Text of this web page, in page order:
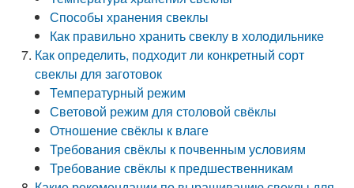
Способы хранения свеклы
Как правильно хранить свеклу в холодильнике
Как определить, подходит ли конкретный сорт
свеклы для заготовок
Температурный режим
Световой режим для столовой свёклы
Отношение свёклы к влаге
Требования свёклы к почвенным условиям
Требование свёклы к предшественникам